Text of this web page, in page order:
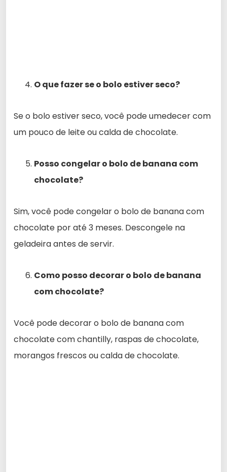
O que fazer se o bolo estiver seco?
Se o bolo estiver seco, você pode umedecer com
um pouco de leite ou calda de chocolate.
Posso congelar o bolo de banana com
chocolate?
Sim, você pode congelar o bolo de banana com
chocolate por até 3 meses. Descongele na
geladeira antes de servir.
Como posso decorar o bolo de banana
com chocolate?
Você pode decorar o bolo de banana com
chocolate com chantilly, raspas de chocolate,
morangos frescos ou calda de chocolate.